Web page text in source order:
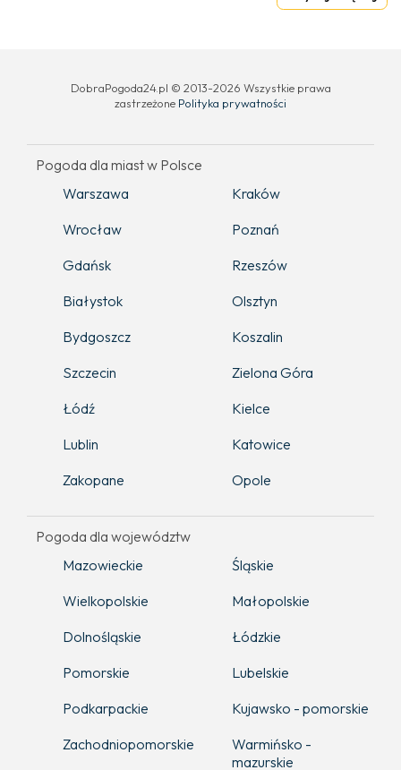
DobraPogoda24.pl © 2013-2026 Wszystkie prawa
zastrzeżone Polityka prywatności
Pogoda dla miast w Polsce
Warszawa
Kraków
Wrocław
Poznań
Gdańsk
Rzeszów
Białystok
Olsztyn
Bydgoszcz
Koszalin
Szczecin
Zielona Góra
Łódź
Kielce
Lublin
Katowice
Zakopane
Opole
Pogoda dla województw
Mazowieckie
Śląskie
Wielkopolskie
Małopolskie
Dolnośląskie
Łódzkie
Pomorskie
Lubelskie
Podkarpackie
Kujawsko - pomorskie
Zachodniopomorskie
Warmińsko -
mazurskie